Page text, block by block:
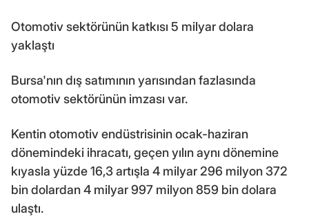
Otomotiv sektörünün katkısı 5 milyar dolara
yaklaştı
Bursa'nın dış satımının yarısından fazlasında
otomotiv sektörünün imzası var.
Kentin otomotiv endüstrisinin ocak-haziran
dönemindeki ihracatı, geçen yılın aynı dönemine
kıyasla yüzde 16,3 artışla 4 milyar 296 milyon 372
bin dolardan 4 milyar 997 milyon 859 bin dolara
ulaştı.